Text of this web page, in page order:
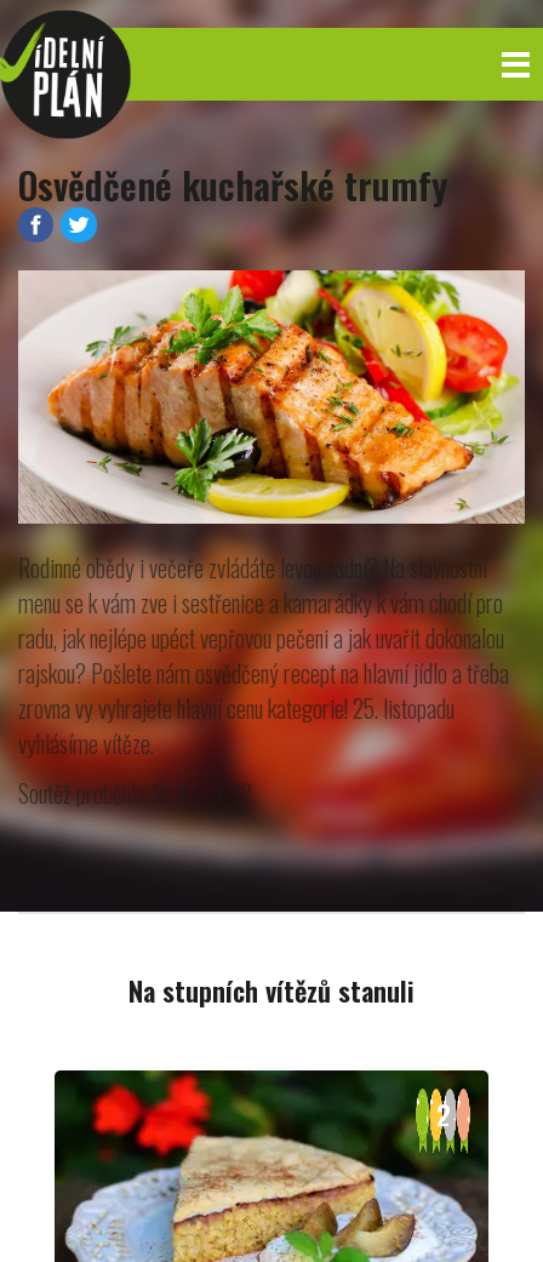
Osvědčené kuchařské trumfy
Rodinné obědy i večeře zvládáte levou zadní? Na slavnostní
menu se k vám zve i sestřenice a kamarádky k vám chodí pro
radu, jak nejlépe upéct vepřovou pečeni a jak uvařit dokonalou
rajskou? Pošlete nám osvědčený recept na hlavní jídlo a třeba
zrovna vy vyhrajete hlavní cenu kategorie! 25. listopadu
vyhlásíme vítěze.
Soutěž proběhla 15. 8. – 7. 12.
Na stupních vítězů stanuli
2